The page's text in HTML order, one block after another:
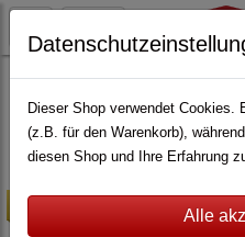
ALARMANLAGEN(362) Egardia
Egardia Gate 03 Alarmsystem
Dieser Shop verwendet Cookies.
(z.B. für den Warenkorb),
diesen Shop und Ihre Erfahrung